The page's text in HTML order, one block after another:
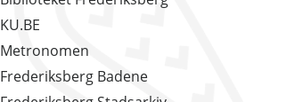
KU.BE
Metronomen
Frederiksberg Badene